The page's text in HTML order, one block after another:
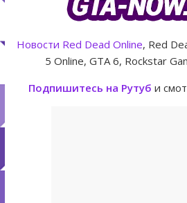
GTA Online уже 14 июля
GTA Online: Rockstar запускает
Летнее обновление для GTA 5
Новости Red Dead Online, Red
5 Online, GTA 6, Rockstar
Подпишитесь на Рутуб и